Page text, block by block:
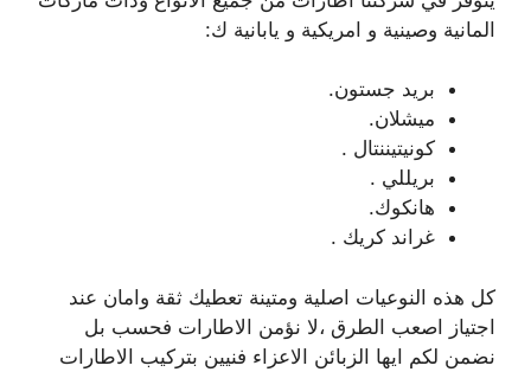
المانية وصينية و امريكية و يابانية ك:
بريد جستون.
ميشلان.
كونيتيننتال .
بريللي .
هانكوك.
غراند كريك .
كل هذه النوعيات اصلية ومتينة تعطيك ثقة وامان عند
اجتياز اصعب الطرق ،لا نؤمن الاطارات فحسب بل
نضمن لكم ايها الزبائن الاعزاء فنيين بتركيب الاطارات